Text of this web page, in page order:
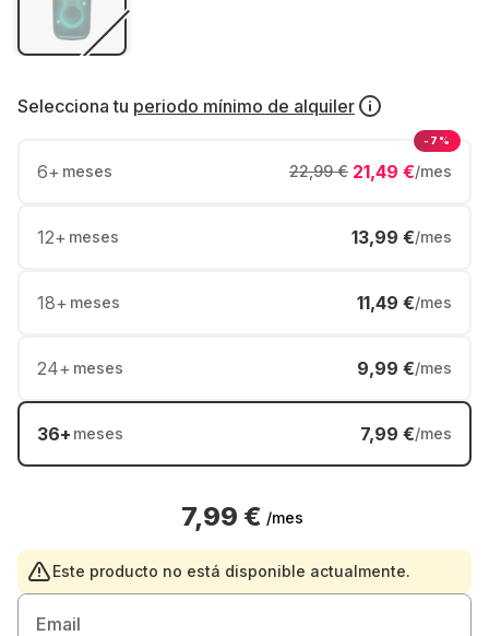
Selecciona tu periodo mínimo de alquiler
6+ meses 21,49 €/mes
22,99 €
-7%
12+ meses 13,99 €/mes
18+ meses 11,49 €/mes
24+ meses 9,99 €/mes
36+ meses 7,99 €/mes
7,99 € /mes
Este producto no está disponible actualmente.
Email